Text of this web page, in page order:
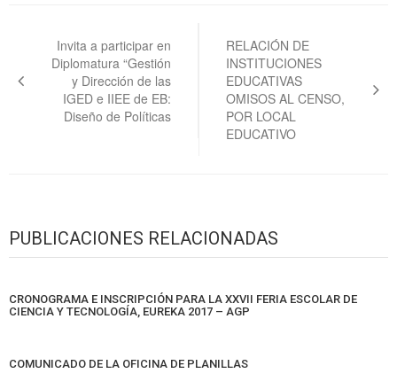
entradas
Invita a participar en
Diplomatura “Gestión
y Dirección de las
IGED e IIEE de EB:
Diseño de Políticas
RELACIÓN DE
INSTITUCIONES
EDUCATIVAS
OMISOS AL CENSO,
POR LOCAL
EDUCATIVO
PUBLICACIONES RELACIONADAS
CRONOGRAMA E INSCRIPCIÓN PARA LA XXVII FERIA ESCOLAR DE
CIENCIA Y TECNOLOGÍA, EUREKA 2017 – AGP
COMUNICADO DE LA OFICINA DE PLANILLAS